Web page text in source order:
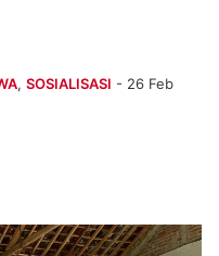
, SOSIALISASI - 26 Feb